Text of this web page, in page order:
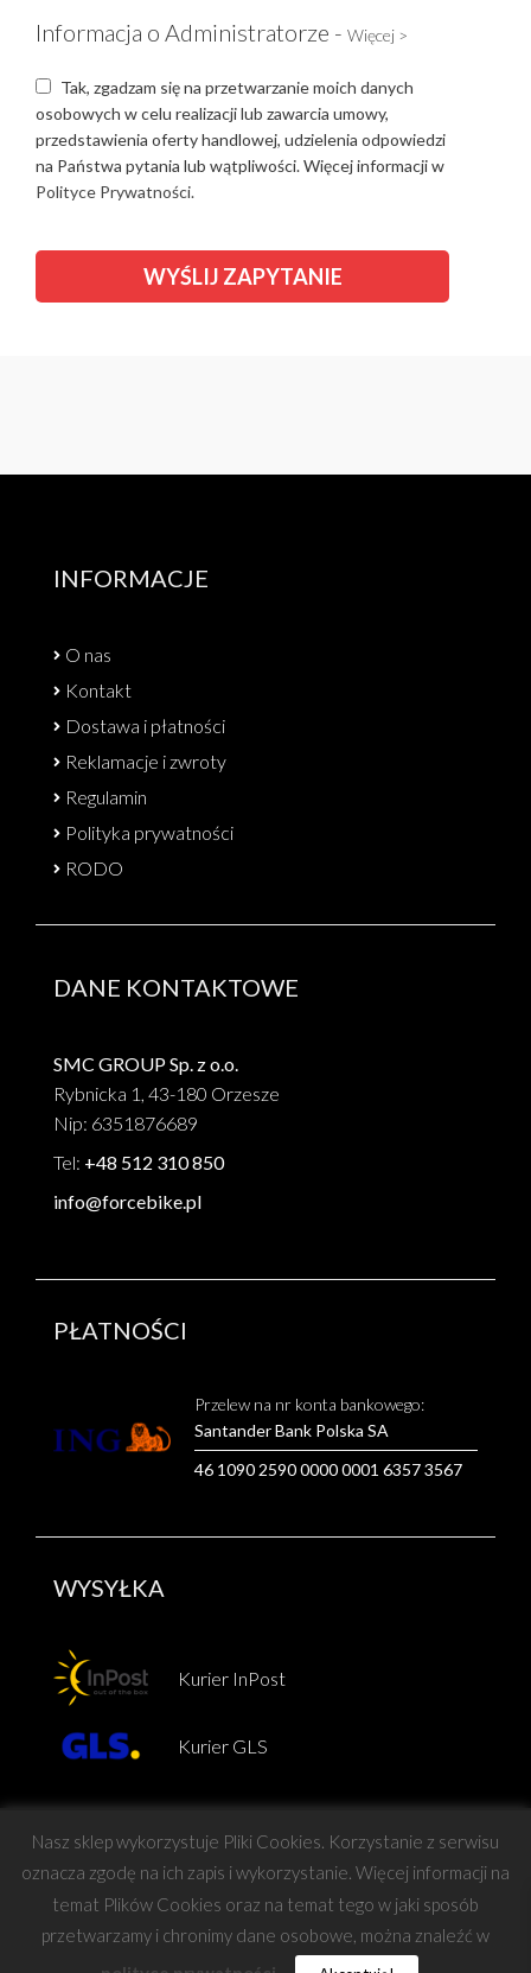
Informacja o Administratorze - Więcej >
Tak, zgadzam się na przetwarzanie moich danych
osobowych w celu realizacji lub zawarcia umowy,
przedstawienia oferty handlowej, udzielenia odpowiedzi
na Państwa pytania lub wątpliwości. Więcej informacji w
Polityce Prywatności.
INFORMACJE
O nas
Kontakt
Dostawa i płatności
Reklamacje i zwroty
Regulamin
Polityka prywatności
RODO
DANE KONTAKTOWE
SMC GROUP Sp. z o.o.
Rybnicka 1, 43-180 Orzesze
Nip: 6351876689
Tel: +48 512 310 850
info@forcebike.pl
PŁATNOŚCI
Przelew na nr konta bankowego:
Santander Bank Polska SA
46 1090 2590 0000 0001 6357 3567
WYSYŁKA
Kurier InPost
Kurier GLS
Copyright © Force
Nasz sklep wykorzystuje Pliki Cookies. Korzystanie z serwisu
oznacza zgodę na ich zapis i wykorzystanie. Więcej informacji na
temat Plików Cookies oraz na temat tego w jaki sposób
przetwarzamy i chronimy dane osobowe, można znaleźć w